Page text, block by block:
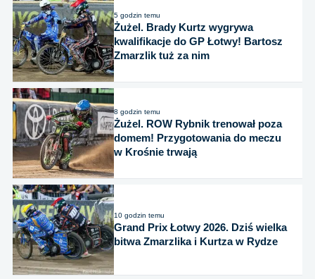
5 godzin temu
Żużel. Brady Kurtz wygrywa
kwalifikacje do GP Łotwy! Bartosz
Zmarzlik tuż za nim
8 godzin temu
Żużel. ROW Rybnik trenował poza
domem! Przygotowania do meczu
w Krośnie trwają
10 godzin temu
Grand Prix Łotwy 2026. Dziś wielka
bitwa Zmarzlika i Kurtza w Rydze